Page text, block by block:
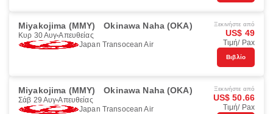
Miyakojima (MMY) Okinawa Naha (OKA)
Κυρ 30 Αυγ Απευθείας
Japan Transocean Air
Ξεκινήστε από
US$ 49
Τιμή/ Pax
Βιβλίο
Miyakojima (MMY) Okinawa Naha (OKA)
Σάβ 29 Αυγ Απευθείας
Japan Transocean Air
Ξεκινήστε από
US$ 50.66
Τιμή/ Pax